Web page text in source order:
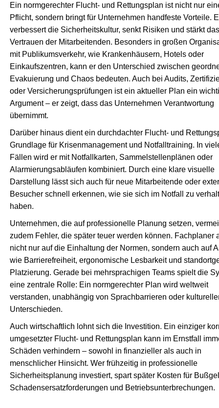
Ein normgerechter Flucht- und Rettungsplan ist nicht nur
Pflicht, sondern bringt für Unternehmen handfeste Vorteile.
verbessert die Sicherheitskultur, senkt Risiken und stärkt das
Vertrauen der Mitarbeitenden. Besonders in großen
mit Publikumsverkehr, wie Krankenhäusern, Hotels oder
Einkaufszentren, kann er den Unterschied zwischen
Evakuierung und Chaos bedeuten. Auch bei Audits,
oder Versicherungsprüfungen ist ein aktueller Plan ein
Argument – er zeigt, dass das Unternehmen Verantwortung
übernimmt.
Darüber hinaus dient ein durchdachter Flucht- und
Grundlage für Krisenmanagement und Notfalltraining. In
Fällen wird er mit Notfallkarten, Sammelstellenplänen oder
Alarmierungsabläufen kombiniert. Durch eine klare visuelle
Darstellung lässt sich auch für neue Mitarbeitende oder
Besucher schnell erkennen, wie sie sich im Notfall zu
haben.
Unternehmen, die auf professionelle Planung setzen,
zudem Fehler, die später teuer werden können. Fachplaner
nicht nur auf die Einhaltung der Normen, sondern auch auf
wie Barrierefreiheit, ergonomische Lesbarkeit und
Platzierung. Gerade bei mehrsprachigen Teams spielt die
eine zentrale Rolle: Ein normgerechter Plan wird weltweit
verstanden, unabhängig von Sprachbarrieren oder
Unterschieden.
Auch wirtschaftlich lohnt sich die Investition. Ein einziger
umgesetzter Flucht- und Rettungsplan kann im Ernstfall
Schäden verhindern – sowohl in finanzieller als auch in
menschlicher Hinsicht. Wer frühzeitig in professionelle
Sicherheitsplanung investiert, spart später Kosten für
Schadensersatzforderungen und Betriebsunterbrechungen.